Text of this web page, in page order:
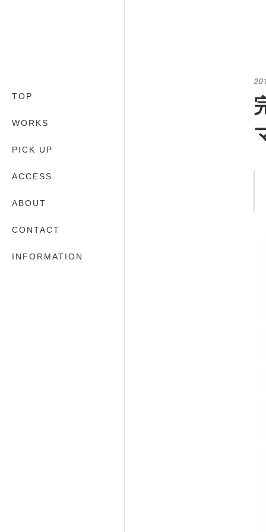
TOP
WORKS
PICK UP
ACCESS
ABOUT
CONTACT
INFORMATION